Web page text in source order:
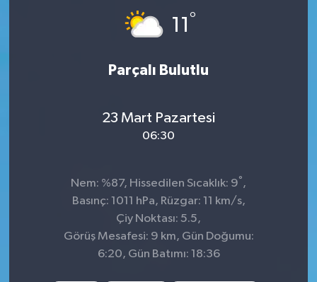
11 °
Parçalı Bulutlu
23 Mart Pazartesi
06:30
Nem: %87, Hissedilen Sıcaklık: 9° ,
Basınç: 1011 hPa, Rüzgar: 11 km/s,
Çiy Noktası: 5.5,
Görüş Mesafesi: 9 km, Gün Doğumu:
6:20, Gün Batımı: 18:36